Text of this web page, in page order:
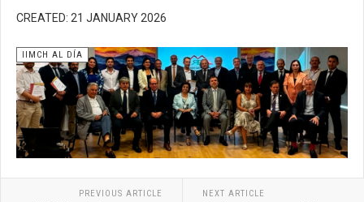
CREATED: 21 JANUARY 2026
IIMCH AL DÍA
PREVIOUS ARTICLE NEXT ARTICLE